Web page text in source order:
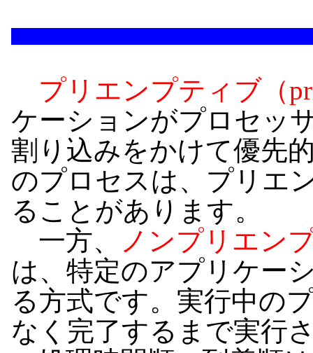
プリエンプティブ（
ケーションがプロセッ
割り込みをかけて優先
のプロセスは、プリエ
ることがあります。
一方、
ノンプリエン
は、特定のアプリケー
る方式です。実行中の
なく完了するまで実行